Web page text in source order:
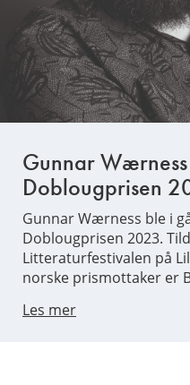
Gunnar
Doblougprisen
Gunnar Wærness ble i
Doblougprisen 2023.
Litteraturfestivalen på
norske prismottaker er
Les mer